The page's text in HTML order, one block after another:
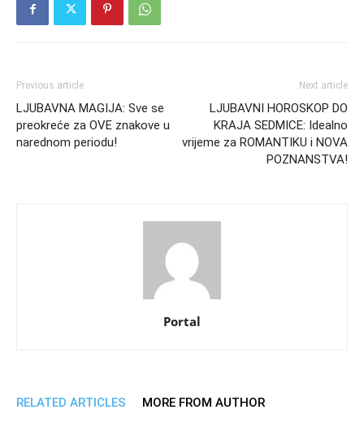
Previous article
LJUBAVNA MAGIJA: Sve se
preokreće za OVE znakove u
narednom periodu!
Next article
LJUBAVNI HOROSKOP DO
KRAJA SEDMICE: Idealno
vrijeme za ROMANTIKU i NOVA
POZNANSTVA!
Portal
RELATED ARTICLES MORE FROM AUTHOR